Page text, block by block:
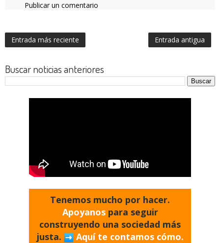
Publicar un comentario
Entrada más reciente Entrada antigua
Buscar noticias anteriores
Tenemos mucho por hacer.
Apoyanos para seguir
construyendo una sociedad más
justa.
Aquí te contamos cómo.